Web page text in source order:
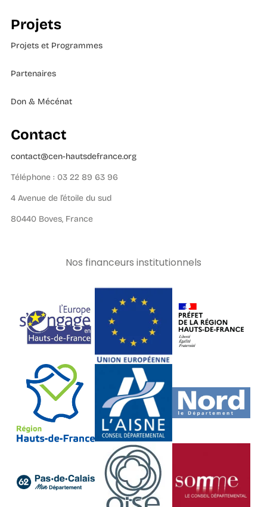
Projets
Projets et Programmes
Partenaires
Don & Mécénat
Contact
contact@cen-hautsdefrance.org
Téléphone : 03 22 89 63 96
4 Avenue de l’étoile du sud
80440 Boves, France
Nos financeurs institutionnels